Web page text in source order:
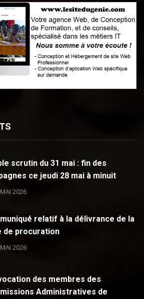
scrutin du 31 mai : fin des
ce jeudi 28 mai à minuit
2026
relatif à la délivrance de la
de procuration
2026
des membres des
Administratives de